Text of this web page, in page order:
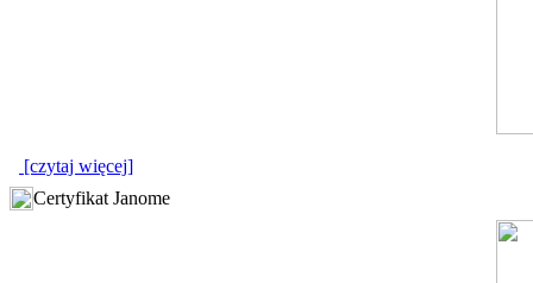
[czytaj więcej]
Certyfikat Janome